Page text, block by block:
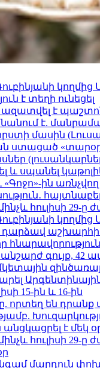
կողմից
է տեղի ունեցել
ազատվել է
է.
մասին
ստացած
և սպանել
«Գոջո»-ին
հուլիսի 29-ը
կողմից
աշխարհի
գույք, 42
Արգենտինային
15-ին և 16-ին
որտեղ են
է մեկ
հուլիսի 29-ը
մարդուն